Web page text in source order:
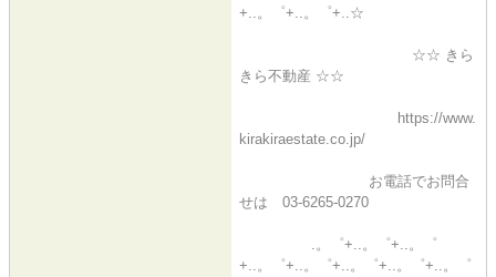
+..。゜+..。゜+..☆
☆☆ きら
きら不動産 ☆☆
https://www.
kirakiraestate.co.jp/
お電話でお問合
せは 03-6265-0270
.。゜+..。゜+..。゜
+..。゜+..。゜+..。゜+..。゜+..。゜